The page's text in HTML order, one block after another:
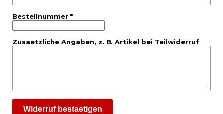
Bestellnummer *
Zusaetzliche Angaben, z. B. Artikel bei Teilwiderruf
Widerruf bestaetigen